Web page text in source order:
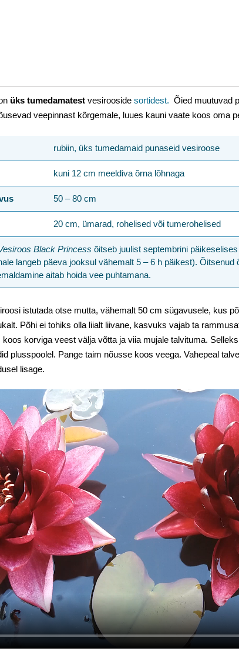
üks tumedamatest vesirooside sortidest. Õied muutuvad
veepinnast kõrgemale, luues kauni vaate koos oma
rubiin, üks tumedamaid punaseid vesiroose
kuni 12 cm meeldiva õrna lõhnaga
50 – 80 cm
20 cm, ümarad, rohelised või tumerohelised
Black Princess õitseb juulist septembrini
langeb päeva jooksul vähemalt 5 – 6 h päikest). Õitsenud
aitab hoida vee puhtamana.
istutada otse mutta, vähemalt 50 cm sügavusele, kus
Põhi ei tohiks olla liialt liivane, kasvuks vajab ta
korviga veest välja võtta ja viia mujale talvituma.
plusspoolel. Pange taim nõusse koos veega. Vahepeal
lisage.